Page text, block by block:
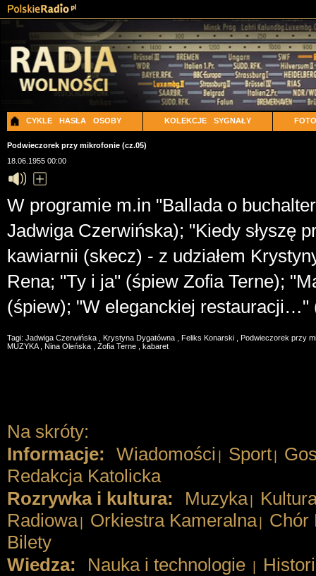
CYKLE HASŁA OSOBY KOLEKCJE SYGNAŁY FOTO
Podwieczorek przy mikrofonie (cz.05)
18.06.1955 00:00
W programie m.in "Ballada o
Jadwiga Czerwińska); "Kiedy słyszę
kawiarnii (skecz) - z udziałem
Rena; "Ty i ja" (śpiew Zofia Terne);
(śpiew); "W eleganckiej restauracji…"
Tagi: Jadwiga Czerwińska Krystyna Dygatówna Feliks Konarski
Podwieczorek przy
MUZYKA
Nina Oleńska Zofia Terne kabaret
Na skróty:
Informacje: Wiadomości Sport
Redakcja Katolicka
Rozrywka i kultura:
Muzyka
Radiowa
Orkiestra Kameralna
Chór
Bilety
Wiedza:
Nauka i technologie